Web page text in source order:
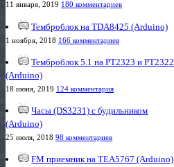
11 января, 2019 180 комментариев
Темброблок на TDA8425 (Arduino)
1 ноября, 2018 166 комментариев
Темброблок 5.1 на PT2323 и PT2322
(Arduino)
18 июня, 2019 124 комментария
Часы (DS3231) с будильником
(Arduino)
25 июля, 2018 98 комментариев
FM приемник на TEA5767 (Arduino)